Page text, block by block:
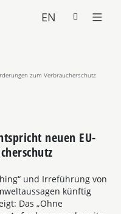
EN
zum Verbraucherschutz
neuen EU-
und Irreführung von
künftig
Das „Ohne